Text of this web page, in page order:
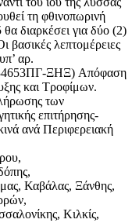
τη φθινοπωρινή
διαρκέσει για δύο (2)
βασικές λεπτομέρειες
αρ.
ΞΗΞ) Aπόφαση
και Τροφίμων.
των
επιτήρησης-
ανά Περιφερειακή
Καβάλας, Ξάνθης,
Κιλκίς,